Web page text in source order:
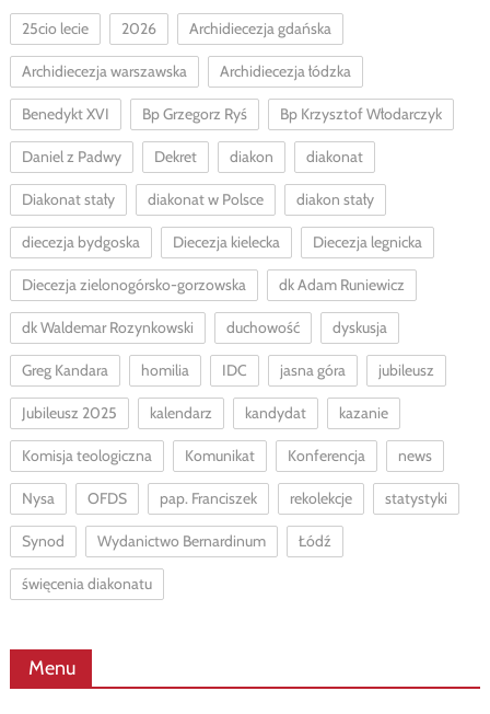
25cio lecie 2026 Archidiecezja gdańska
Archidiecezja warszawska Archidiecezja łódzka
Benedykt XVI Bp Grzegorz Ryś Bp Krzysztof Włodarczyk
Daniel z Padwy Dekret diakon diakonat
Diakonat stały diakonat w Polsce diakon stały
diecezja bydgoska Diecezja kielecka Diecezja legnicka
Diecezja zielonogórsko-gorzowska dk Adam Runiewicz
dk Waldemar Rozynkowski duchowość dyskusja
Greg Kandara homilia IDC jasna góra jubileusz
Jubileusz 2025 kalendarz kandydat kazanie
Komisja teologiczna Komunikat Konferencja news
Nysa OFDS pap. Franciszek rekolekcje statystyki
Synod Wydanictwo Bernardinum Łódź
święcenia diakonatu
Menu